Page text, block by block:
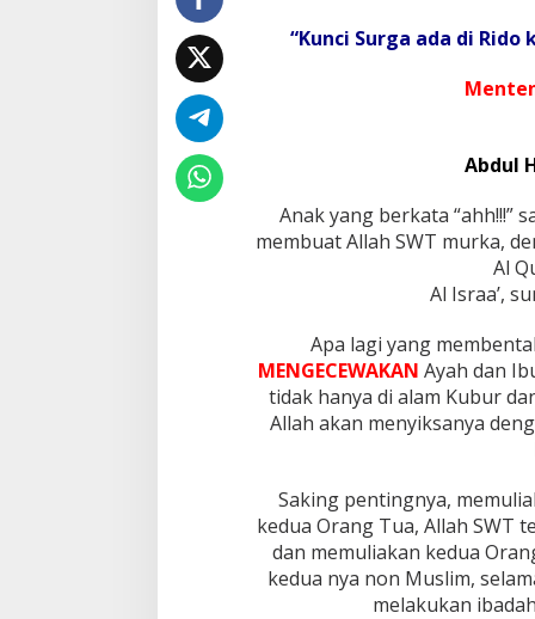
n
e
n
w
a
k
a
n
u
B
p
a
“Kunci Surga ada di Rido
Abdul
Anak yang berkata “ahh!!!”
membuat Allah SWT murka,
Al
Al Israa’,
Apa lagi yang
MENGECEWAKAN Ayah dan
tidak hanya di alam Kubur
Allah akan menyiksanya
Saking pentingnya,
kedua Orang Tua, Allah SWT
dan memuliakan kedua
kedua nya non Muslim,
melakukan